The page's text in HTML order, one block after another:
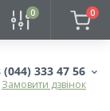
0 0
(044) 333 47 56
Замовити дзвінок